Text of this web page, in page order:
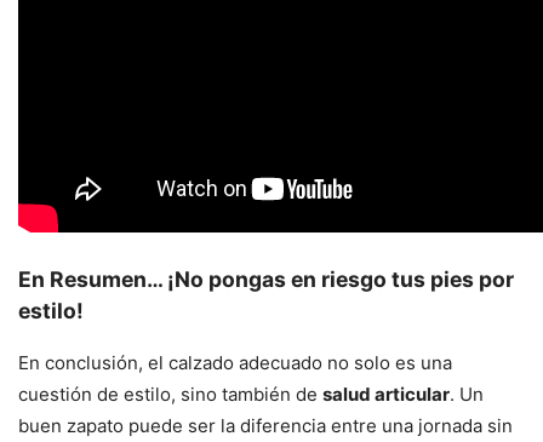
En Resumen… ¡No pongas en riesgo tus pies por
estilo!
En conclusión, el calzado adecuado no solo es una
cuestión de estilo, sino también de salud articular. Un
buen zapato puede ser la diferencia entre una jornada sin